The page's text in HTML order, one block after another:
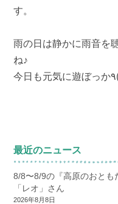
す。
雨の日は静かに雨音を
ね♪
最近のニュース
8/8〜8/9の『高原のおとも
「レオ」さん
2026年8月8日